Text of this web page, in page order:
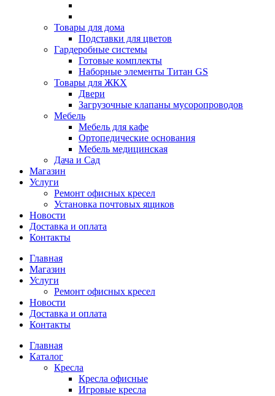
Товары для дома
Подставки для цветов
Гардеробные системы
Готовые комплекты
Наборные элементы Титан GS
Товары для ЖКХ
Двери
Загрузочные клапаны мусоропроводов
Мебель
Мебель для кафе
Ортопедические основания
Мебель медицинская
Дача и Сад
Магазин
Услуги
Ремонт офисных кресел
Установка почтовых ящиков
Новости
Доставка и оплата
Контакты
Главная
Магазин
Услуги
Ремонт офисных кресел
Новости
Доставка и оплата
Контакты
Главная
Каталог
Кресла
Кресла офисные
Игровые кресла